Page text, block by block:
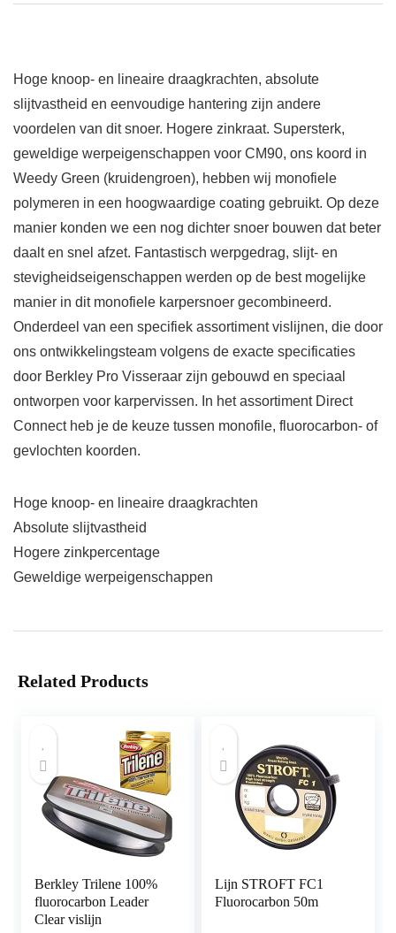
Hoge knoop- en lineaire draagkrachten, absolute
slijtvastheid en eenvoudige hantering zijn andere
voordelen van dit snoer. Hogere zinkraat. Supersterk,
geweldige werpeigenschappen voor CM90, ons koord in
Weedy Green (kruidengroen), hebben wij monofiele
polymeren in een hoogwaardige coating gebruikt. Op deze
manier konden we een nog dichter snoer bouwen dat beter
daalt en snel afzet. Fantastisch werpgedrag, slijt- en
stevigheidseigenschappen werden op de best mogelijke
manier in dit monofiele karpersnoer gecombineerd.
Onderdeel van een specifiek assortiment vislijnen, die door
ons ontwikkelingsteam volgens de exacte specificaties
door Berkley Pro Visseraar zijn gebouwd en speciaal
ontworpen voor karpervissen. In het assortiment Direct
Connect heb je de keuze tussen monofile, fluorocarbon- of
gevlochten koorden.
Hoge knoop- en lineaire draagkrachten
Absolute slijtvastheid
Hogere zinkpercentage
Geweldige werpeigenschappen
Related Products
Berkley Trilene 100%
fluorocarbon Leader
Clear vislijn
Lijn STROFT FC1
Fluorocarbon 50m